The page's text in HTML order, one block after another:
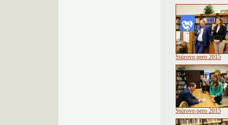
Štúrovo pero 2015
Štúrovo pero 2015